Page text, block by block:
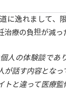
に逸れまして、
治療の負担が減っ
人の体験談であ
話す内容となっ
トと違って医療